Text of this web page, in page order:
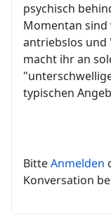
psychisch
Momentan sind
antriebslos und
macht ihr an
typischen
BitteAnmelden
Konversation